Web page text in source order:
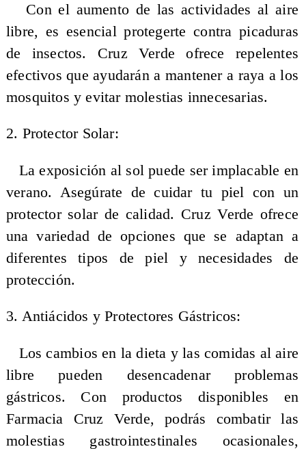
Con el aumento de las actividades al aire
libre, es esencial protegerte contra picaduras
de insectos. Cruz Verde ofrece repelentes
efectivos que ayudarán a mantener a raya a los
mosquitos y evitar molestias innecesarias.
2. Protector Solar:
La exposición al sol puede ser implacable en
verano. Asegúrate de cuidar tu piel con un
protector solar de calidad. Cruz Verde ofrece
una variedad de opciones que se adaptan a
diferentes tipos de piel y necesidades de
protección.
3. Antiácidos y Protectores Gástricos:
Los cambios en la dieta y las comidas al aire
libre pueden desencadenar problemas
gástricos. Con productos disponibles en
Farmacia Cruz Verde, podrás combatir las
molestias gastrointestinales ocasionales,